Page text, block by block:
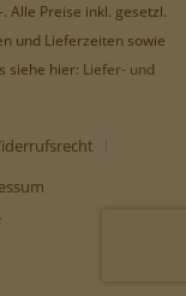
Alle Preise inkl. gesetzl.
und Lieferzeiten sowie
siehe hier: Liefer- und